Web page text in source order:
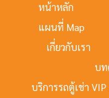
หน้าหลัก
แผนที่ Map
เกี่ยวกับเรา
บท
บริการรถตู้เช่า